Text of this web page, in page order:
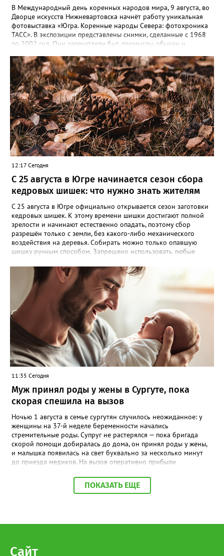
В Международный день коренных народов мира, 9 августа, во
Дворце искусств Нижневартовска начнёт работу уникальная
фотовыставка «Югра. Коренные народы Севера: фотохроника
ТАСС». В экспозиции представлены снимки, сделанные с 1968
по 2002 год. Они запечатлели быт, промыслы, обычаи и
внесли вклад в развитие региона. Гости увидят кадры,
отражающие жизнь северян — от повседневного труда до
праздников. Особую ценность представляют авторские
подписи к снимкам, которые сохраняют историческую
достоверность и передают дух эпохи. Торжественное открытие
— 9 августа в 12:00. Выставка доступна до 31 августа.
12:17 Сегодня
С 25 августа в Югре начинается сезон сбора
кедровых шишек: что нужно знать жителям
С 25 августа в Югре официально открывается сезон заготовки
кедровых шишек. К этому времени шишки достигают полной
зрелости и начинают естественно опадать, поэтому сбор
разрешён только с земли, без какого-либо механического
воздействия на деревья. Собирать можно только опавшую
шишку ручным способом. Запрещено использовать любые
кедров. Исключение — лесосеменные плантации, где сбор
шишек категорически запрещён. Нарушителям грозит
административная ответственность: штраф от 1 000 до 5 000
рублей. В отдельных случаях возможно уголовное
преследование. Важное уточнение: сбор шишек разрешён
только для личных нужд. Если вы планируете заготавливать их
в коммерческих целях, необходимо официально
зарегистрировать предпринимательскую деятельность и
заключить договор аренды лесного участка. Напомним, что
иностранным гражданам сбор и заготовка кедровых шишек на
территории Югры запрещены.
11:35 Сегодня
Муж принял роды у жены в Сургуте, пока
скорая спешила на вызов
Ночью 1 августа в семье сургутян случилось неожиданное: у
женщины на 37-й неделе беременности начались
стремительные роды. Супруг не растерялся — пока бригада
скорой помощи добиралась до дома, он принял роды у жены,
и малышка появилась на свет буквально за несколько минут
до приезда медиков. На вызов оперативно прибыли
Олег Бураковский. К этому моменту новорождённая уже была
на руках у отца. Специалисты сразу оценили состояние мамы и
малышку доставили в Сургутский окружной центр охраны
ПОКАЗАТЬ ЕЩЕ
Сайт